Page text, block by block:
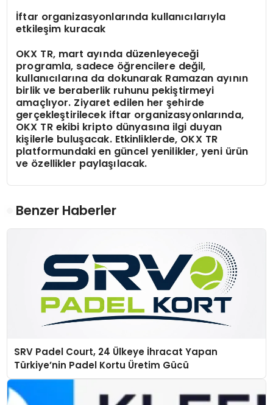
İftar organizasyonlarında kullanıcılarıyla
etkileşim kuracak
OKX TR, mart ayında düzenleyeceği
programla, sadece öğrencilere değil,
kullanıcılarına da dokunarak Ramazan ayının
birlik ve beraberlik ruhunu pekiştirmeyi
amaçlıyor. Ziyaret edilen her şehirde
gerçekleştirilecek iftar organizasyonlarında,
OKX TR ekibi kripto dünyasına ilgi duyan
kişilerle buluşacak. Etkinliklerde, OKX TR
platformundaki en güncel yenilikler, yeni ürün
ve özellikler paylaşılacak.
Benzer Haberler
SRV Padel Court, 24 Ülkeye İhracat Yapan
Türkiye’nin Padel Kortu Üretim Gücü